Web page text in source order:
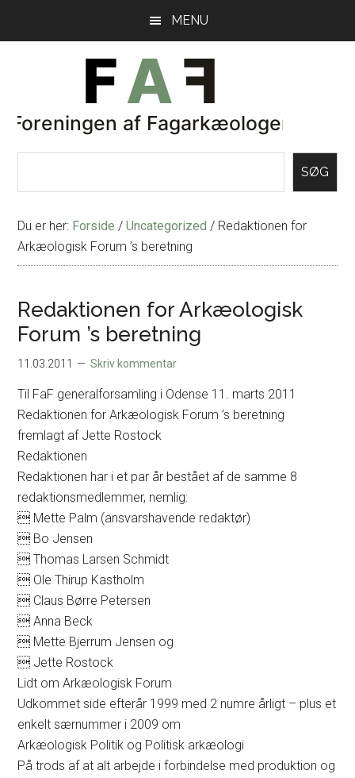
MENU
SØG
Du er her: Forside / Uncategorized / Redaktionen for
Arkæologisk Forum ’s beretning
Redaktionen for Arkæologisk
Forum ’s beretning
11.03.2011 Skriv kommentar
Til FaF generalforsamling i Odense 11. marts 2011
Redaktionen for Arkæologisk Forum ’s beretning
fremlagt af Jette Rostock
Redaktionen
Redaktionen har i et par år bestået af de samme 8
redaktionsmedlemmer, nemlig:
 Mette Palm (ansvarshavende redaktør)
 Bo Jensen
 Thomas Larsen Schmidt
 Ole Thirup Kastholm
 Claus Børre Petersen
 Anna Beck
 Mette Bjerrum Jensen og
 Jette Rostock
Lidt om Arkæologisk Forum
Udkommet side efterår 1999 med 2 numre årligt – plus et
enkelt særnummer i 2009 om
Arkæologisk Politik og Politisk arkæologi
På trods af at alt arbejde i forbindelse med produktion og